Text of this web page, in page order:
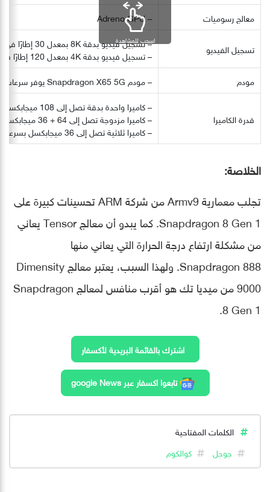
معالج رسوميات
– Adreno GPU
تسجيل الفيديو
– تسجيل فيديو بدقة 8K بمعدل 30 إطارًا في الثانية
– تسجيل فيديو بدقة 4K بمعدل 120 إطارًا في الثانية
مودم
– مودم Snapdragon X65 5G يوفر سرعات تنزيل تصل إلى 10 جيجابت في الثانية
قدرة الكاميرا
– كاميرا واحدة بدقة تصل إلى 108 ميجابكسل بمعدل 30 إطارًا
– كاميرا مزدوجة تصل إلى 64 + 36 ميجابكسل بمعدل 30 إطارًا في الثانية
– كاميرا ثلاثية تصل إلى 36 ميجابكسل بسرعة 30 إطارًا في الثانية
اسحب للمشاهدة
الخلاصة:
تجلب معمارية Armv9 من شركة ARM تحسينات كبيرة على
Snapdragon 8 Gen 1. كما يبدو أن معالج Tensor يعاني
من مشكلة ارتفاع درجة الحرارة التي يعاني منها
Snapdragon 888. ولهذا السبب، يعتبر معالج Dimensity
9000 من ميديا تك هو أقرب منافس لمعالج Snapdragon
8 Gen 1.
اشترك بالقائمة البريدية لأكسفار
تابعوا اكسفار عبر google News
الكلمات المفتاحية
جوجل
كوالكوم